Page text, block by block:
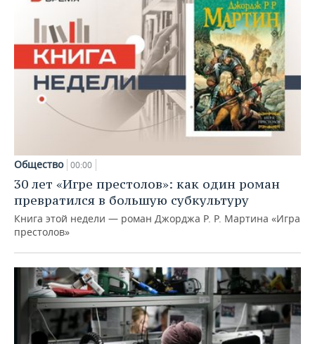
Общество 00:00
30 лет «Игре престолов»: как один роман
превратился в большую субкультуру
Книга этой недели — роман Джорджа Р. Р. Мартина «Игра
престолов»